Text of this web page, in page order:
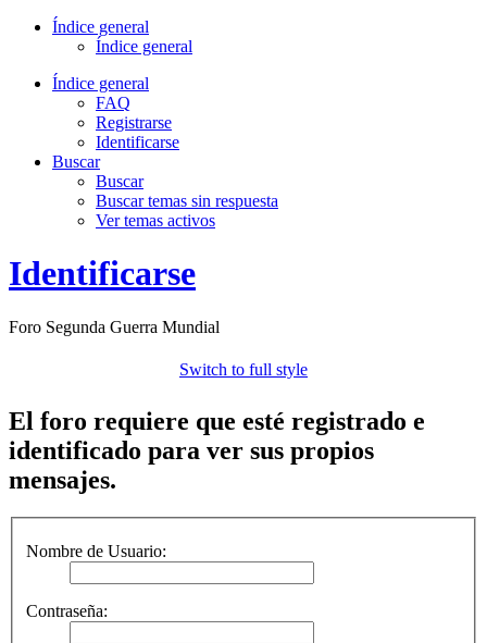
Índice general
Índice general
Índice general
FAQ
Registrarse
Identificarse
Buscar
Buscar
Buscar temas sin respuesta
Ver temas activos
Identificarse
Foro Segunda Guerra Mundial
Switch to full style
El foro requiere que esté registrado e
identificado para ver sus propios
mensajes.
Nombre de Usuario:
Contraseña: